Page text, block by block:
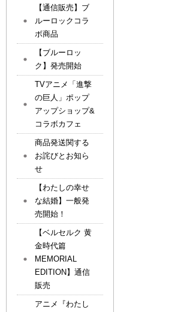
【通信販売】ブ
ルーロックコラ
ボ商品
【ブルーロッ
ク】発売開始
TVアニメ「進撃
の巨人」ポップ
アップショップ&
コラボカフェ
商品発送関する
お詫びとお知ら
せ
【わたしの幸せ
な結婚】一般発
売開始！
【ベルセルク 黄
金時代篇
MEMORIAL
EDITION】通信
販売
アニメ『わたし